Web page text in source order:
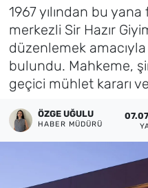
1967 yılından bu
merkezli Sir Hazır
düzenlemek
bulundu. Mahkeme,
geçici mühlet kararı
ÖZGE UĞULU
HABER MÜDÜRÜ
Magazin
Foto Galeri
Künye
İletişim